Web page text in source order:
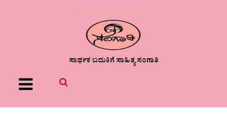
ಸಾರ್ಥಕ ಬದುಕಿಗೆ ಸಾಹಿತ್ಯ ಸಂಗಾತಿ
Menu